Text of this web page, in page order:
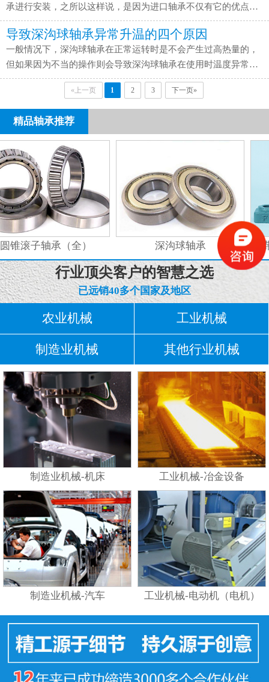
油量打入油脂。2、如果没有办法控制加油量，加油时可打开排油
口，加完油后让电动机运行20-30分钟，让多余的油脂自行排
出，...
承进行安装，之所以这样说，是因为进口轴承不仅有它的优点，
同时也存在着它的不足之处，而人们对它的了解往往都只停留在
好的那一面，而这就导致了进口轴承使用的错误和安装错误，最
终影响到正常的生产和加工。 那么进口轴承有着怎样的不足之处
呢？它的安装又需要注意哪些地方呢？关于这两个问题，今天小
编就来跟大家做下详细的解答。 一、进口轴承的不足之处 说是进
导致深沟球轴承异常升温的四个原因
一般情况下，深沟球轴承在正常运转时是不会产生过高热量的，
但如果因为不当的操作则会导致深沟球轴承在使用时温度异常
高，造成深沟球轴承过早损坏。那么如何避免深沟球轴承出现异
常升温的情况呢？要想避免深沟球轴承异常升温，那么我们就需
要知道哪些原因会导致这种情况发生，这里小编跟大家总结了四
种导致其异常升温的原因，它们分别是：原因一：润滑处理不当
润滑处理是深沟球轴承正常工作非常关键和基础的操作，但如果
润滑处理不...
«上一页 1 2 3 下一页»
精品轴承推荐
锥滚子轴承（全） 深沟球轴承
行业顶尖客户的智慧之选
已远销40多个国家及地区
农业机械 工业机械
制造业机械 其他行业机械
制造业机械-机床 工业机械-冶金设备
制造业机械-汽车 工业机械-电动机（电机）